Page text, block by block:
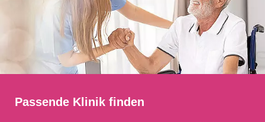
Passende Klinik finden